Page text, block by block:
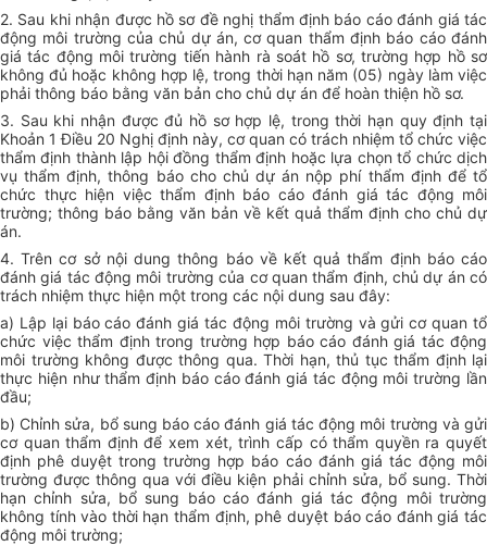
2. Sau khi nhận được hồ sơ đề nghị thẩm định báo cáo đánh giá tác
động môi trường của chủ dự án, cơ quan thẩm định báo cáo đánh
giá tác động môi trường tiến hành rà soát hồ sơ, trường hợp hồ sơ
không đủ hoặc không hợp lệ, trong thời hạn năm (05) ngày làm việc
phải thông báo bằng văn bản cho chủ dự án để hoàn thiện hồ sơ.
3. Sau khi nhận được đủ hồ sơ hợp lệ, trong thời hạn quy định tại
Khoản 1 Điều 20 Nghị định này, cơ quan có trách nhiệm tổ chức việc
thẩm định thành lập hội đồng thẩm định hoặc lựa chọn tổ chức dịch
vụ thẩm định, thông báo cho chủ dự án nộp phí thẩm định để tổ
chức thực hiện việc thẩm định báo cáo đánh giá tác động môi
trường; thông báo bằng văn bản về kết quả thẩm định cho chủ dự
án.
4. Trên cơ sở nội dung thông báo về kết quả thẩm định báo cáo
đánh giá tác động môi trường của cơ quan thẩm định, chủ dự án có
trách nhiệm thực hiện một trong các nội dung sau đây:
a) Lập lại báo cáo đánh giá tác động môi trường và gửi cơ quan tổ
chức việc thẩm định trong trường hợp báo cáo đánh giá tác động
môi trường không được thông qua. Thời hạn, thủ tục thẩm định lại
thực hiện như thẩm định báo cáo đánh giá tác động môi trường lần
đầu;
b) Chỉnh sửa, bổ sung báo cáo đánh giá tác động môi trường và gửi
cơ quan thẩm định để xem xét, trình cấp có thẩm quyền ra quyết
định phê duyệt trong trường hợp báo cáo đánh giá tác động môi
trường được thông qua với điều kiện phải chỉnh sửa, bổ sung. Thời
hạn chỉnh sửa, bổ sung báo cáo đánh giá tác động môi trường
không tính vào thời hạn thẩm định, phê duyệt báo cáo đánh giá tác
động môi trường;